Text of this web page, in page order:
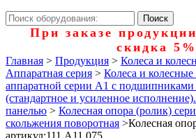
При заказе
скидка 5%
Главная > Продукция > Колеса и
Аппаратная серия > Колеса и
аппаратной серии А1 с подшипниками
(стандартное и усиленное исполнение).
панелью > Колесная опора (ролик)
скольжения поворотная >Колесная
артикул:111.А11.075